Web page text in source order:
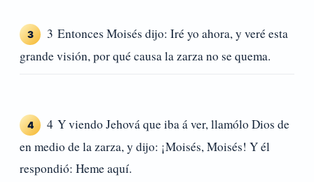
3
3 Entonces Moisés dijo: Iré yo ahora, y veré esta
grande visión, por qué causa la zarza no se quema.
4
4 Y viendo Jehová que iba á ver, llamólo Dios de
en medio de la zarza, y dijo: ¡Moisés, Moisés! Y él
respondió: Heme aquí.